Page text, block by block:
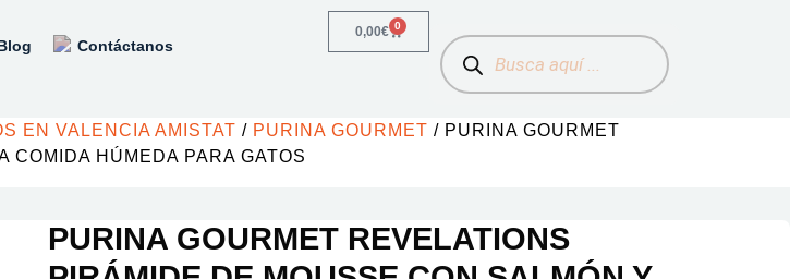
Contáctanos
0,00€ 0
EN VALENCIA AMISTAT / PURINA GOURMET / PURINA GOURMET
COMIDA HÚMEDA PARA GATOS
PURINA GOURMET REVELATIONS